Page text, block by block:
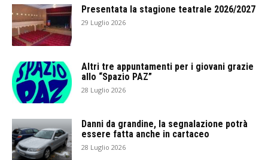
Presentata la stagione teatrale 2026/2027
29 Luglio 2026
Altri tre appuntamenti per i giovani grazie
allo “Spazio PAZ”
28 Luglio 2026
Danni da grandine, la segnalazione potrà
essere fatta anche in cartaceo
28 Luglio 2026